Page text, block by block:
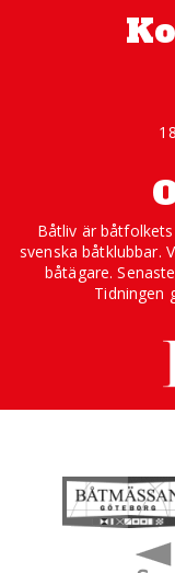
Båtliv är
svenska båtklubbar.
båtägare.
Tidningen